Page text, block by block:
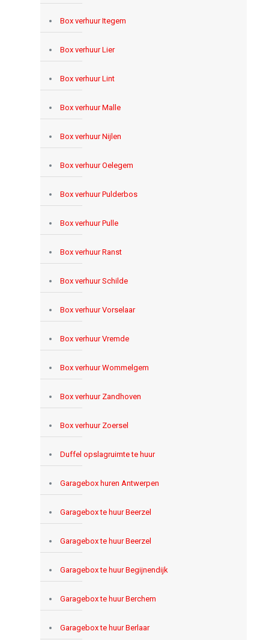
Box verhuur Itegem
Box verhuur Lier
Box verhuur Lint
Box verhuur Malle
Box verhuur Nijlen
Box verhuur Oelegem
Box verhuur Pulderbos
Box verhuur Pulle
Box verhuur Ranst
Box verhuur Schilde
Box verhuur Vorselaar
Box verhuur Vremde
Box verhuur Wommelgem
Box verhuur Zandhoven
Box verhuur Zoersel
Duffel opslagruimte te huur
Garagebox huren Antwerpen
Garagebox te huur Beerzel
Garagebox te huur Beerzel
Garagebox te huur Begijnendijk
Garagebox te huur Berchem
Garagebox te huur Berlaar